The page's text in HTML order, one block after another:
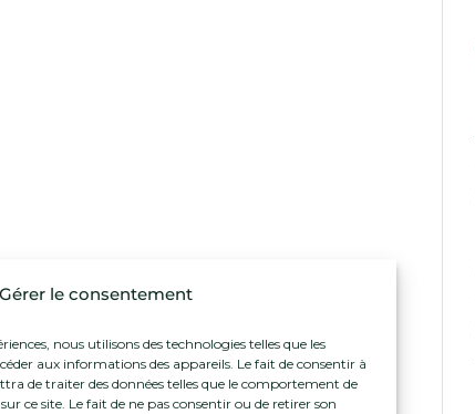
Gérer le consentement
nous utilisons des technologies telles que les
aux informations des appareils. Le fait de consentir à
de traiter des données telles que le comportement de
ce site. Le fait de ne pas consentir ou de retirer son